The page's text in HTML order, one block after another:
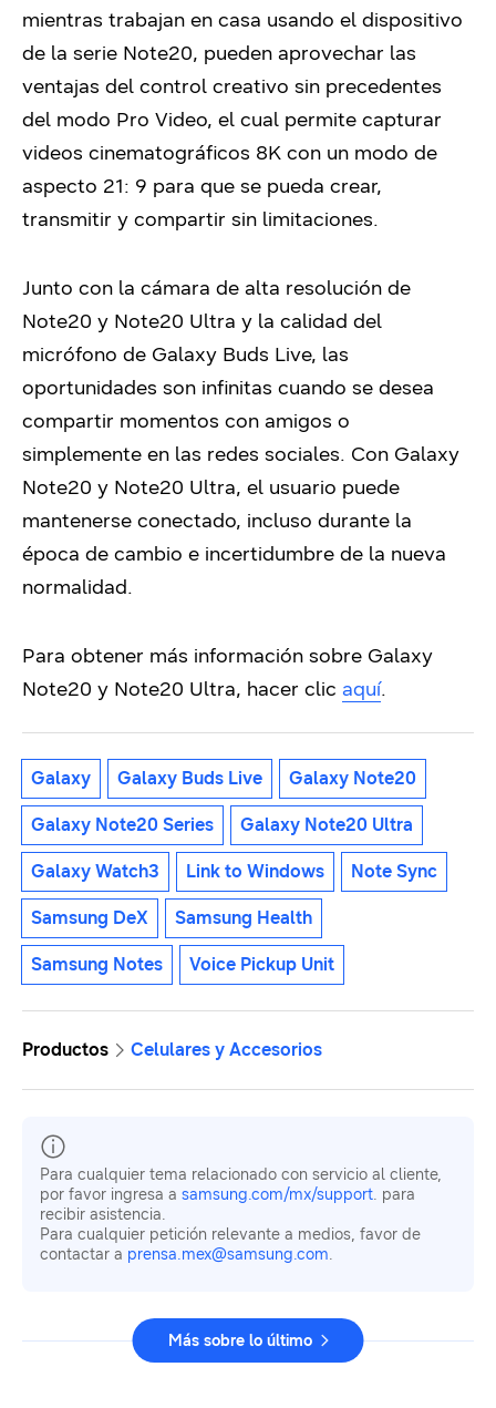
mientras trabajan en casa usando el dispositivo
de la serie Note20, pueden aprovechar las
ventajas del control creativo sin precedentes
del modo Pro Video, el cual permite capturar
videos cinematográficos 8K con un modo de
aspecto 21: 9 para que se pueda crear,
transmitir y compartir sin limitaciones.
Junto con la cámara de alta resolución de
Note20 y Note20 Ultra y la calidad del
micrófono de Galaxy Buds Live, las
oportunidades son infinitas cuando se desea
compartir momentos con amigos o
simplemente en las redes sociales. Con Galaxy
Note20 y Note20 Ultra, el usuario puede
mantenerse conectado, incluso durante la
época de cambio e incertidumbre de la nueva
normalidad.
Para obtener más información sobre Galaxy
Note20 y Note20 Ultra, hacer clic aquí.
Galaxy Galaxy Buds Live Galaxy Note20
Galaxy Note20 Series Galaxy Note20 Ultra
Galaxy Watch3 Link to Windows Note Sync
Samsung DeX Samsung Health
Samsung Notes Voice Pickup Unit
Productos Celulares y Accesorios
Para cualquier tema relacionado con servicio al cliente,
por favor ingresa a samsung.com/mx/support. para
recibir asistencia.
Para cualquier petición relevante a medios, favor de
contactar a prensa.mex@samsung.com.
Más sobre lo último